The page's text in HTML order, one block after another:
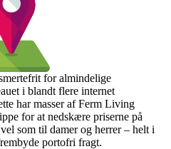
for almindelige
i blandt flere internet
har masser af Ferm Living
for at nedskære priserne på
som til damer og herrer – helt i
portofri fragt.